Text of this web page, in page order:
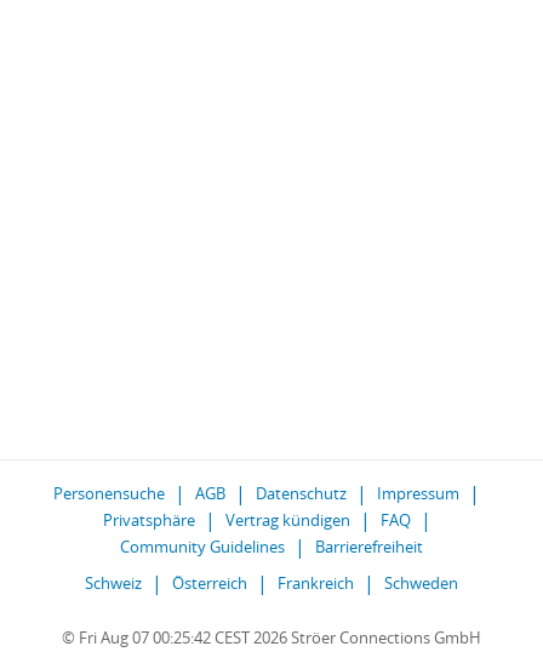
Personensuche AGB Datenschutz
Impressum
Privatsphäre
Vertrag kündigen
FAQ
Community Guidelines
Barrierefreiheit
Schweiz
Österreich Frankreich Schweden
© Fri Aug 07 00:25:42 CEST 2026 Ströer Connections GmbH